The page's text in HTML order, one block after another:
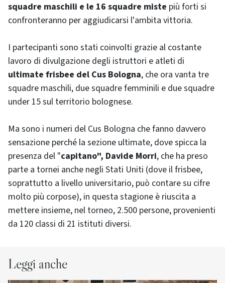
squadre maschili e le 16 squadre miste più forti si
confronteranno per aggiudicarsi l'ambita vittoria.
I partecipanti sono stati coinvolti grazie al costante
lavoro di divulgazione degli istruttori e atleti di
ultimate frisbee del Cus Bologna, che ora vanta tre
squadre maschili, due squadre femminili e due squadre
under 15 sul territorio bolognese.
Ma sono i numeri del Cus Bologna che fanno davvero
sensazione perché la sezione ultimate, dove spicca la
presenza del "capitano", Davide Morri, che ha preso
parte a tornei anche negli Stati Uniti (dove il frisbee,
soprattutto a livello universitario, può contare su cifre
molto più corpose), in questa stagione è riuscita a
mettere insieme, nel torneo, 2.500 persone, provenienti
da 120 classi di 21 istituti diversi.
Leggi anche